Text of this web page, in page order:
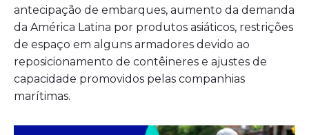
antecipação de embarques, aumento da demanda
da América Latina por produtos asiáticos, restrições
de espaço em alguns armadores devido ao
reposicionamento de contêineres e ajustes de
capacidade promovidos pelas companhias
marítimas.